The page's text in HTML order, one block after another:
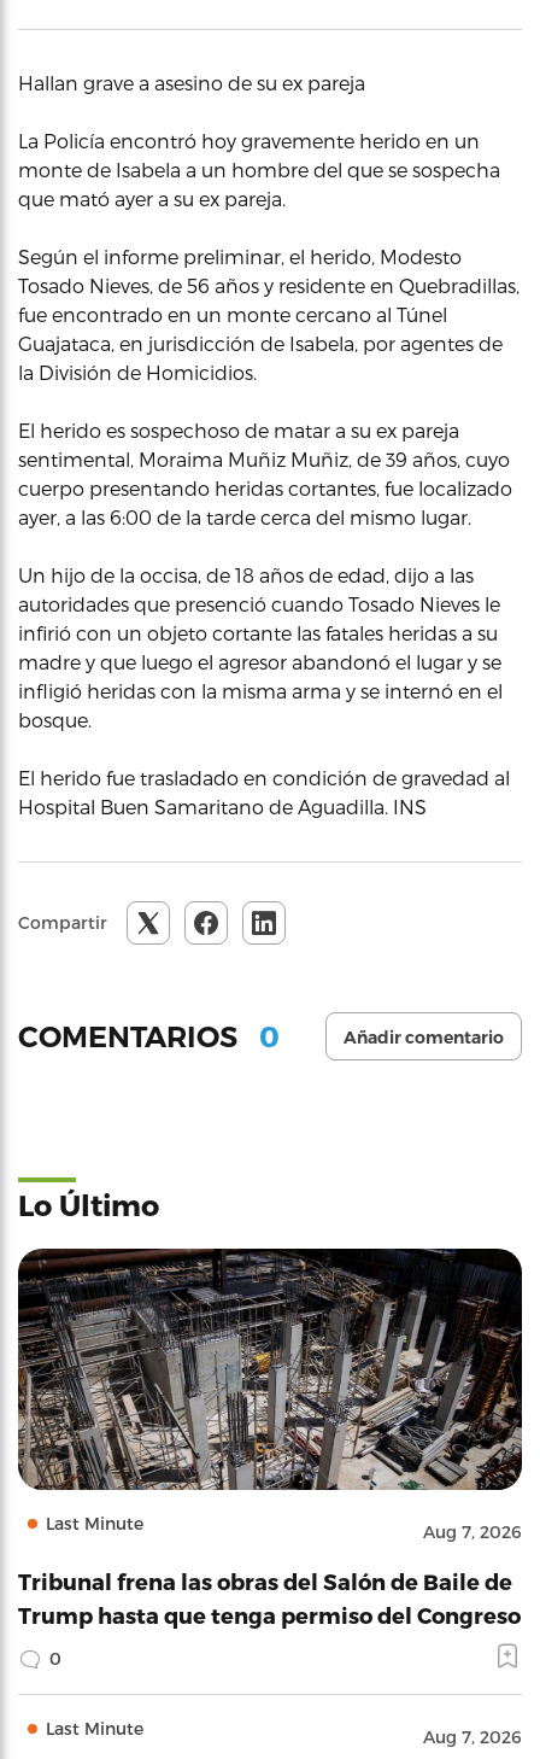
Hallan grave a asesino de su ex pareja
La Policía encontró hoy gravemente herido en un
monte de Isabela a un hombre del que se sospecha
que mató ayer a su ex pareja.
Según el informe preliminar, el herido, Modesto
Tosado Nieves, de 56 años y residente en Quebradillas,
fue encontrado en un monte cercano al Túnel
Guajataca, en jurisdicción de Isabela, por agentes de
la División de Homicidios.
El herido es sospechoso de matar a su ex pareja
sentimental, Moraima Muñiz Muñiz, de 39 años, cuyo
cuerpo presentando heridas cortantes, fue localizado
ayer, a las 6:00 de la tarde cerca del mismo lugar.
Un hijo de la occisa, de 18 años de edad, dijo a las
autoridades que presenció cuando Tosado Nieves le
infirió con un objeto cortante las fatales heridas a su
madre y que luego el agresor abandonó el lugar y se
infligió heridas con la misma arma y se internó en el
bosque.
El herido fue trasladado en condición de gravedad al
Hospital Buen Samaritano de Aguadilla. INS
Compartir
COMENTARIOS 0 Añadir comentario
Lo Último
Last Minute Aug 7, 2026
Tribunal frena las obras del Salón de Baile de
Trump hasta que tenga permiso del Congreso
0
Last Minute Aug 7, 2026